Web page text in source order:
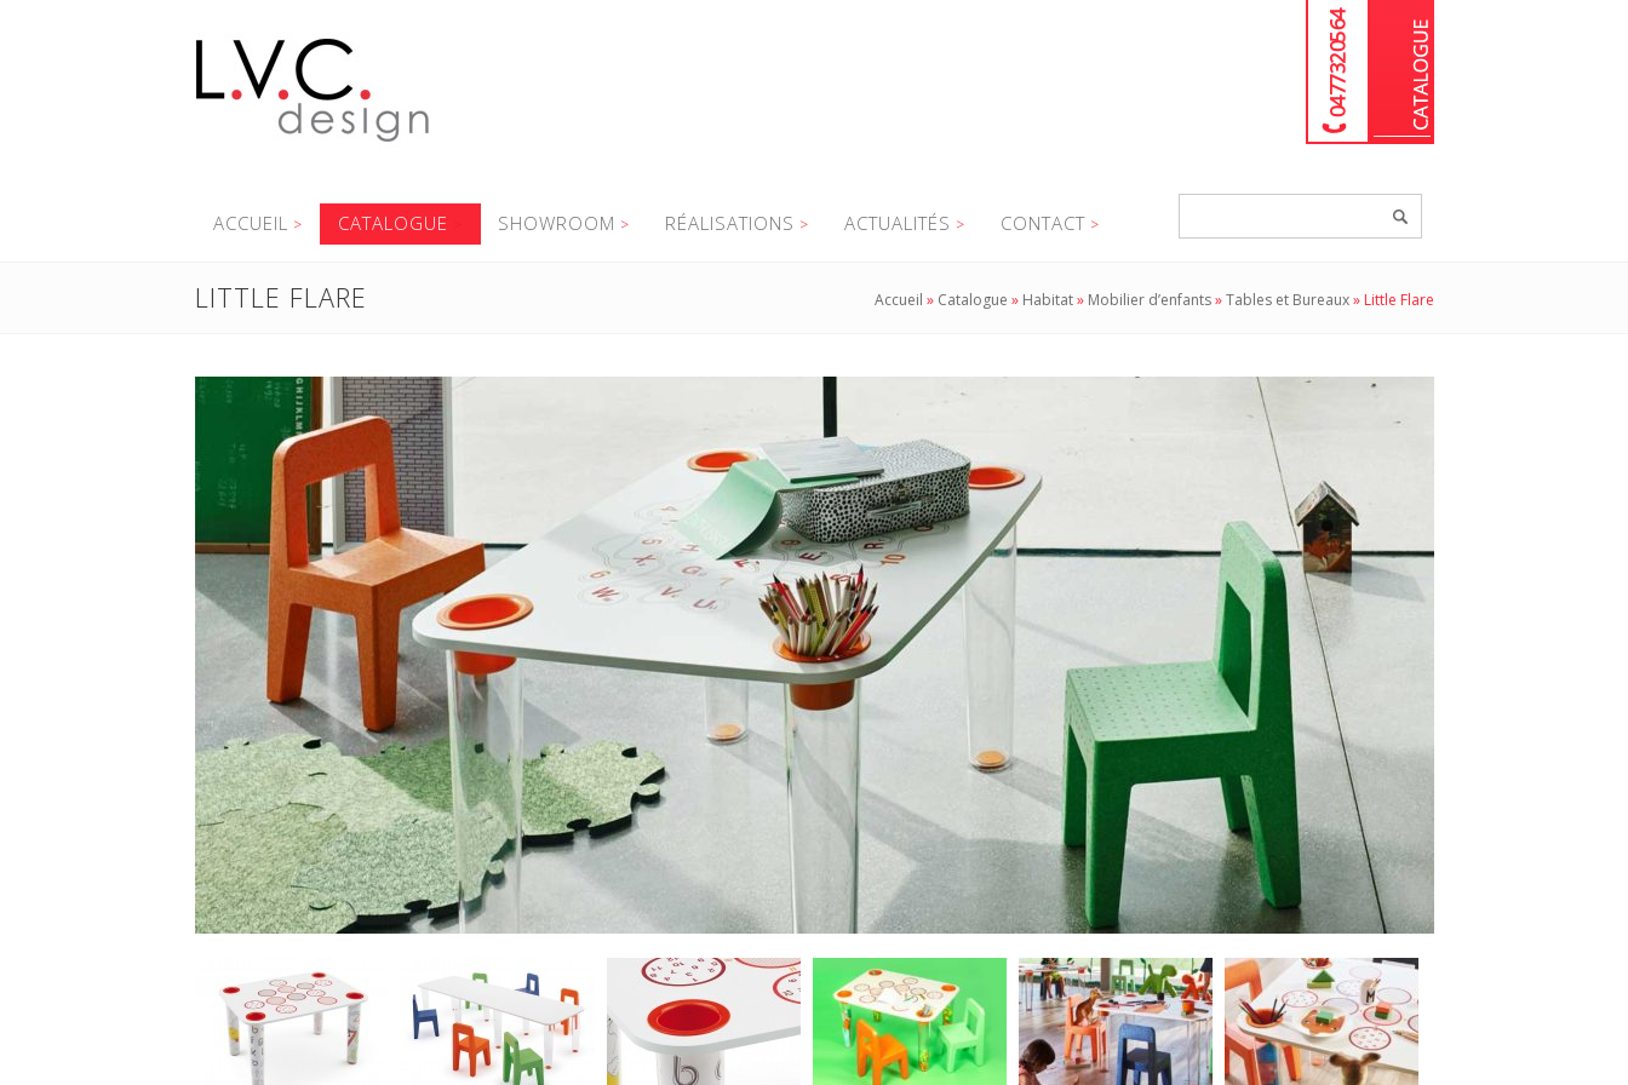
04 77 32 05 64
ACCUEIL CATALOGUE SHOWROOM RÉALISATIONS ACTUALITÉS CONTACT
LITTLE FLARE Accueil » Catalogue » Habitat» Mobilier d’enfants»Tables et Bureaux» Little Flare